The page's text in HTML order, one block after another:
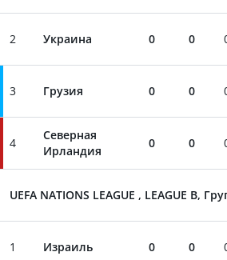
2 Украина 0 0
3 Грузия 0 0
4
Северная
Ирландия
0 0
UEFA NATIONS LEAGUE , LEAGUE B,
1 Израиль 0 0